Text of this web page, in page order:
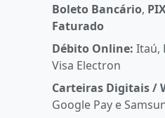
Boleto Bancário,
Faturado
Débito Online: Itaú,
Visa Electron
Carteiras Digitais /
Google Pay e